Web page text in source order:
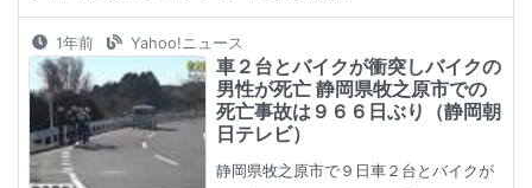
1年前 Yahoo!ニュース
車２台とバイクが衝突しバイクの
男性が死亡 静岡県牧之原市での
死亡事故は９６６日ぶり（静岡朝
日テレビ）
静岡県牧之原市で９日車２台とバイクが